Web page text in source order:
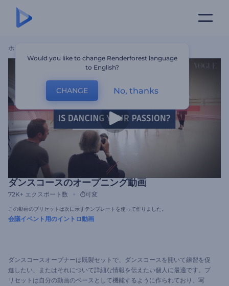
ホーム
ダンスコースのオープニング動画
72K+ エクスポート数 可変
この動画のプリセットは次に示すテンプレートを使って作りました。
会議イベント用のイントロ動画
ダンスコースオープナーは既製セットで、ダンスコースを開いて練習を促
進したい、またはそれについて詳細な情報を伝えたい個人に最適です。プ
リセットは自分の動画のベースとして機能するように作られており、写
Would you like to change Renderforest language
to English?
CHANGE No, thanks